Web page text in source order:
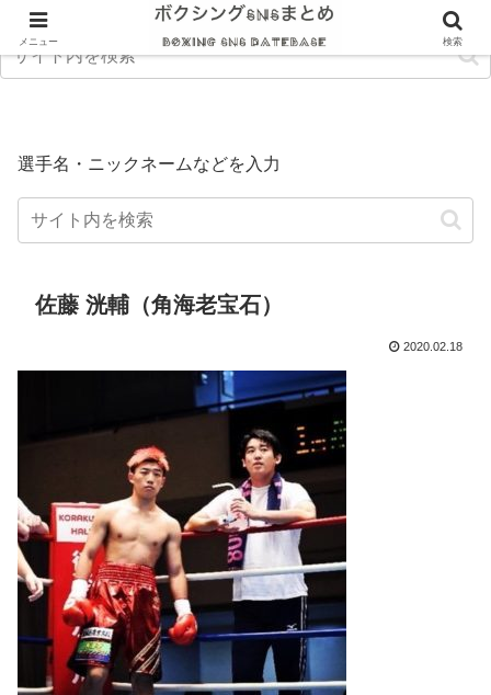
選手名・ニックネームなどを入力
佐藤 洸輔（角海老宝石）
2020.02.18
メニュー 検索